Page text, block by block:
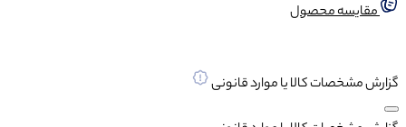
مقایسه محصول
گزارش مشخصات کالا یا موارد قانونی